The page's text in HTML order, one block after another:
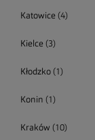
Katowice (4)
Kielce (3)
Kłodzko (1)
Konin (1)
Kraków (10)